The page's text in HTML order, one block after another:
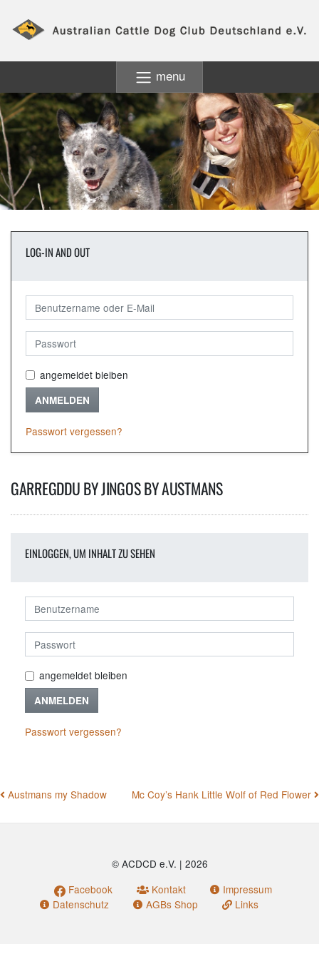
menu
LOG-IN AND OUT
angemeldet bleiben
ANMELDEN
Passwort vergessen?
GARREGDDU BY JINGOS BY AUSTMANS
EINLOGGEN, UM INHALT ZU SEHEN
angemeldet bleiben
ANMELDEN
Passwort vergessen?
BEITRAGSNAVIGATION
Austmans my Shadow Mc Coy’s Hank Little Wolf of Red Flower
© ACDCD e.V. | 2026
Facebook
Kontakt
Impressum
Datenschutz
AGBs Shop Links